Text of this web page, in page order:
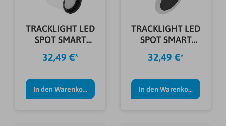
TRACKLIGHT LED
SPOT SMART
OSAKA 8W WEIß
32,49 €*
In den Warenkorb
TRACKLIGHT LED
SPOT SMART
CIRCLE 6,5W BK
32,49 €*
In den Warenkorb